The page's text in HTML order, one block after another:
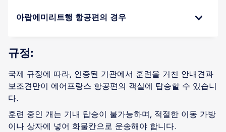
아랍에미리트행 항공편의 경우
규정:
국제 규정에 따라, 인증된 기관에서 훈련을 거친 안내견과
보조견만이 에어프랑스 항공편의 객실에 탑승할 수 있습니
다.
훈련 중인 개는 기내 탑승이 불가능하며, 적절한 이동 가방
이나 상자에 넣어 화물칸으로 운송해야 합니다.